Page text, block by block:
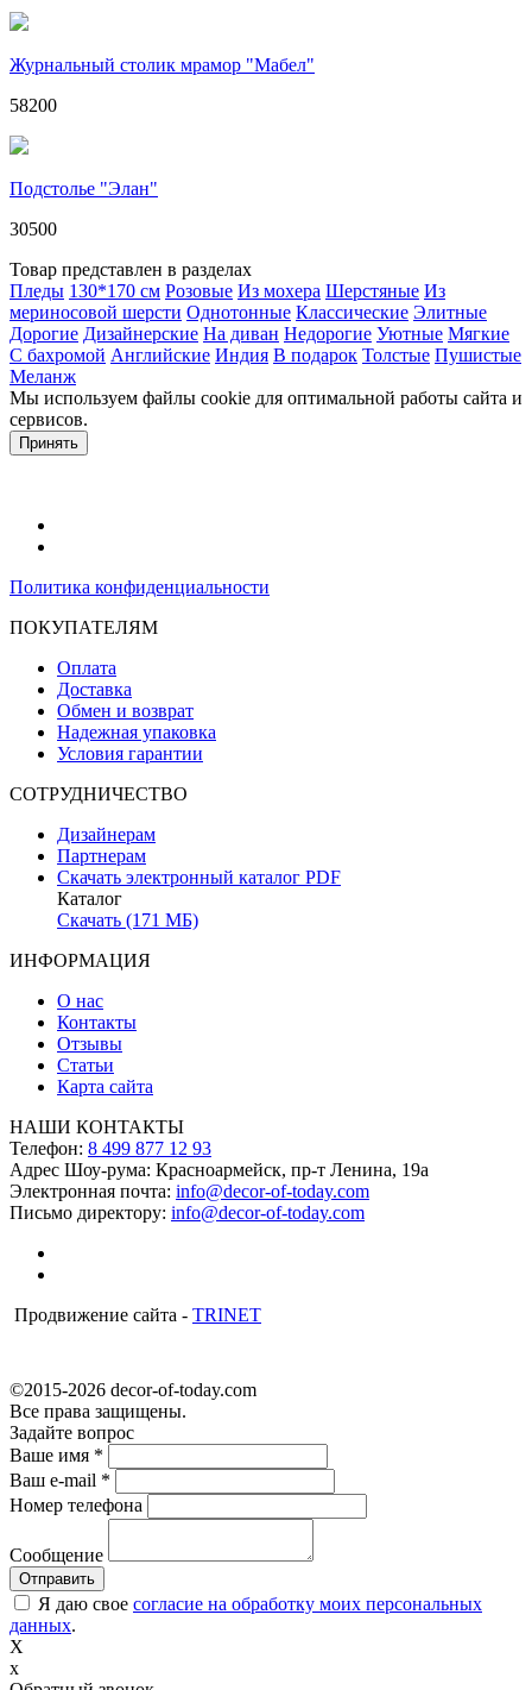
Журнальный столик мрамор "Мабел"
58200
Подстолье "Элан"
30500
Товар представлен в разделах
Пледы 130*170 см Розовые Из мохера Шерстяные Из
мериносовой шерсти Однотонные Классические Элитные
Дорогие Дизайнерские На диван Недорогие Уютные Мягкие
С бахромой Английские Индия В подарок Толстые Пушистые
Меланж
Мы используем файлы cookie для оптимальной работы сайта и
сервисов.
Принять
Политика конфиденциальности
ПОКУПАТЕЛЯМ
Оплата
Доставка
Обмен и возврат
Надежная упаковка
Условия гарантии
СОТРУДНИЧЕСТВО
Дизайнерам
Партнерам
Скачать электронный каталог PDF
Каталог
Скачать (171 МБ)
ИНФОРМАЦИЯ
О нас
Контакты
Отзывы
Статьи
Карта сайта
НАШИ КОНТАКТЫ
Телефон: 8 499 877 12 93
Адрес Шоу-рума: Красноармейск, пр-т Ленина, 19а
Электронная почта: info@decor-of-today.com
Письмо директору: info@decor-of-today.com
Продвижение сайта - TRINET
©2015-2026 decor-of-today.com
Все права защищены.
Задайте вопрос
Ваше имя *
Ваш e-mail *
Номер телефона
Сообщение
Я даю свое согласие на обработку моих персональных
данных.
X
x